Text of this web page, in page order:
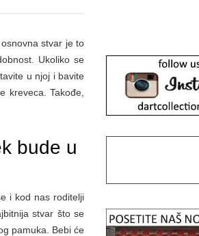
stvar je to
Ukoliko se
u njoj i bavite
kreveca. Takođe,
bude u
i kod nas roditelji
stvar što se
pamuka. Bebi će